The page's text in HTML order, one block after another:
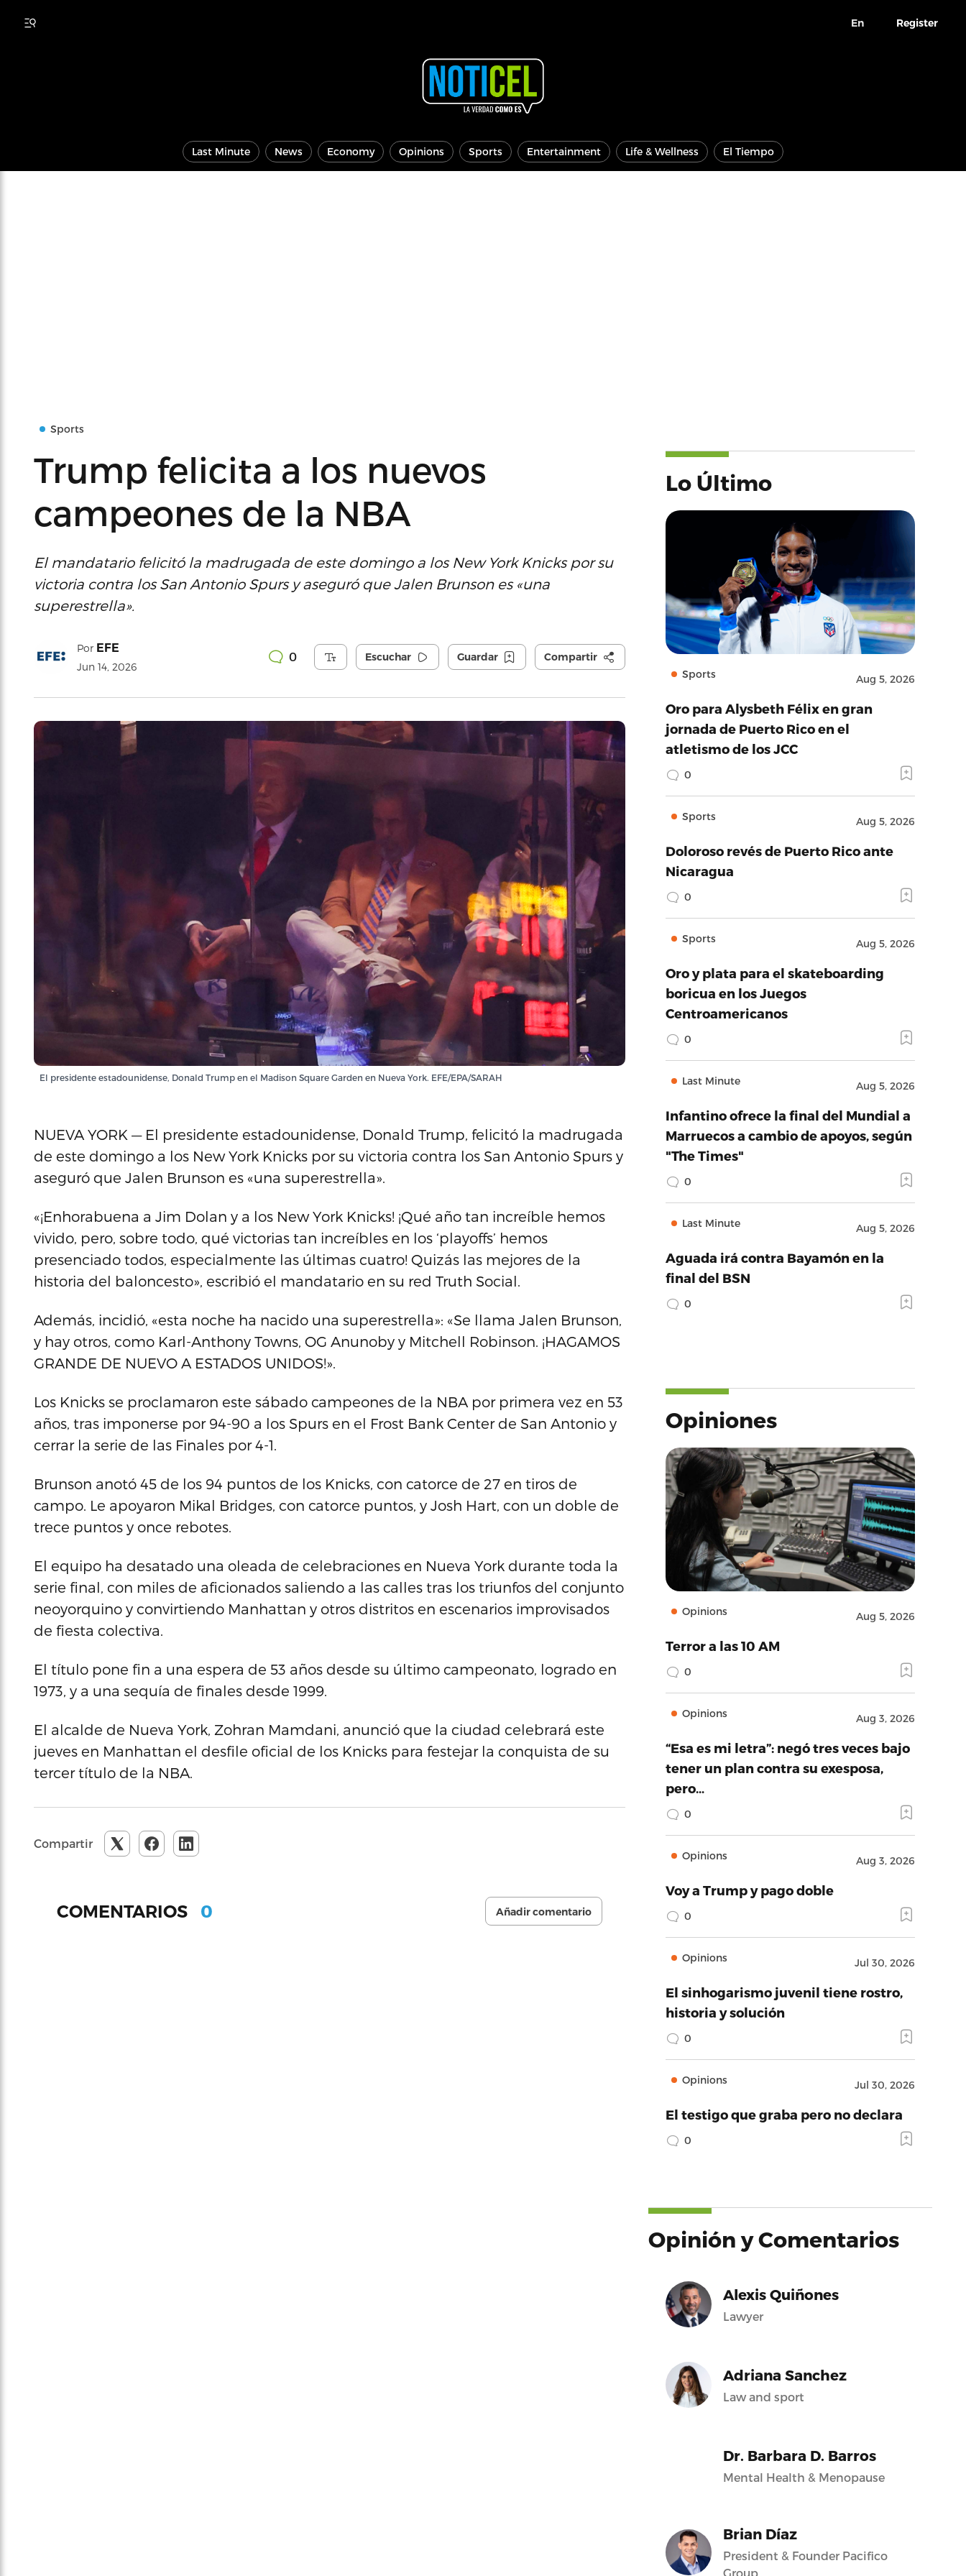
En Register
Last Minute News Economy Opinions Sports Entertainment Life & Wellness El Tiempo
Sports
Trump felicita a los nuevos
campeones de la NBA
El mandatario felicitó la madrugada de este domingo a los New York Knicks por su
victoria contra los San Antonio Spurs y aseguró que Jalen Brunson es «una
superestrella».
Por EFE
Jun 14, 2026
0 Escuchar Guardar Compartir
El presidente estadounidense, Donald Trump en el Madison Square Garden en Nueva York. EFE/EPA/SARAH
NUEVA YORK — El presidente estadounidense, Donald Trump, felicitó la madrugada
de este domingo a los New York Knicks por su victoria contra los San Antonio Spurs y
aseguró que Jalen Brunson es «una superestrella».
«¡Enhorabuena a Jim Dolan y a los New York Knicks! ¡Qué año tan increíble hemos
vivido, pero, sobre todo, qué victorias tan increíbles en los ‘playoffs’ hemos
presenciado todos, especialmente las últimas cuatro! Quizás las mejores de la
historia del baloncesto», escribió el mandatario en su red Truth Social.
Además, incidió, «esta noche ha nacido una superestrella»: «Se llama Jalen Brunson,
y hay otros, como Karl-Anthony Towns, OG Anunoby y Mitchell Robinson. ¡HAGAMOS
GRANDE DE NUEVO A ESTADOS UNIDOS!».
Los Knicks se proclamaron este sábado campeones de la NBA por primera vez en 53
años, tras imponerse por 94-90 a los Spurs en el Frost Bank Center de San Antonio y
cerrar la serie de las Finales por 4-1.
Brunson anotó 45 de los 94 puntos de los Knicks, con catorce de 27 en tiros de
campo. Le apoyaron Mikal Bridges, con catorce puntos, y Josh Hart, con un doble de
trece puntos y once rebotes.
El equipo ha desatado una oleada de celebraciones en Nueva York durante toda la
serie final, con miles de aficionados saliendo a las calles tras los triunfos del conjunto
neoyorquino y convirtiendo Manhattan y otros distritos en escenarios improvisados
de fiesta colectiva.
El título pone fin a una espera de 53 años desde su último campeonato, logrado en
1973, y a una sequía de finales desde 1999.
El alcalde de Nueva York, Zohran Mamdani, anunció que la ciudad celebrará este
jueves en Manhattan el desfile oficial de los Knicks para festejar la conquista de su
tercer título de la NBA.
Compartir
COMENTARIOS 0 Añadir comentario
Lo Último
Sports Aug 5, 2026
Oro para Alysbeth Félix en gran
jornada de Puerto Rico en el
atletismo de los JCC
0
Sports Aug 5, 2026
Doloroso revés de Puerto Rico ante
Nicaragua
0
Sports Aug 5, 2026
Oro y plata para el skateboarding
boricua en los Juegos
Centroamericanos
0
Last Minute Aug 5, 2026
Infantino ofrece la final del Mundial a
Marruecos a cambio de apoyos, según
"The Times"
0
Last Minute Aug 5, 2026
Aguada irá contra Bayamón en la
final del BSN
0
Opiniones
Opinions Aug 5, 2026
Terror a las 10 AM
0
Opinions Aug 3, 2026
“Esa es mi letra”: negó tres veces bajo
tener un plan contra su exesposa,
pero…
0
Opinions Aug 3, 2026
Voy a Trump y pago doble
0
Opinions Jul 30, 2026
El sinhogarismo juvenil tiene rostro,
historia y solución
0
Opinions Jul 30, 2026
El testigo que graba pero no declara
0
Opinión y Comentarios
Alexis Quiñones
Lawyer
Adriana Sanchez
Law and sport
Dr. Barbara D. Barros
Mental Health & Menopause
Brian Díaz
President & Founder Pacifico
Group